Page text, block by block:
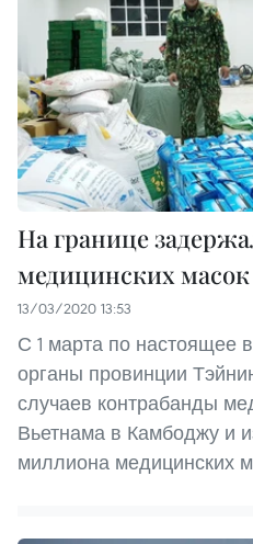
На границе
медицинских масок
13/03/2020 13:53
С 1 марта по настоящее
органы провинции
случаев контрабанды
Вьетнама в Камбоджу и
миллиона медицинских